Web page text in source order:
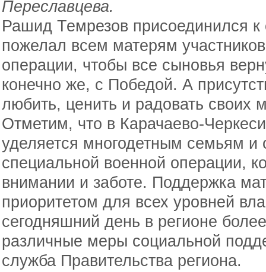
Переславцева.
Рашид Темрезов присоединился
пожелал всем матерям
операции, чтобы все сыновья
конечно же, с Победой. А
любить, ценить и радовать своих
Отметим, что в Карачаево-
уделяется многодетным семьям и
специальной военной операции,
внимании и заботе. Поддержка
приоритетом для всех уровней
сегодняшний день в регионе
различные меры социальной
служба Правительства региона.